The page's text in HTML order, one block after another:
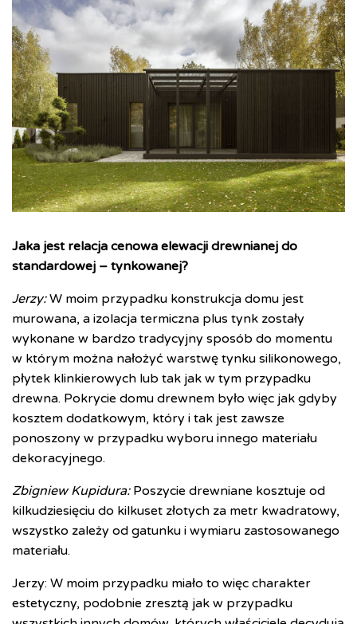
Jaka jest relacja cenowa elewacji drewnianej do
standardowej – tynkowanej?
Jerzy:W moim przypadku konstrukcja domu jest
murowana, a izolacja termiczna plus tynk zostały
wykonane w bardzo tradycyjny sposób do momentu
w którym można nałożyć warstwę tynku silikonowego,
płytek klinkierowych lub tak jak w tym przypadku
drewna. Pokrycie domu drewnem było więc jak gdyby
kosztem dodatkowym, który i tak jest zawsze
ponoszony w przypadku wyboru innego materiału
dekoracyjnego.
Zbigniew Kupidura: Poszycie drewniane kosztuje od
kilkudziesięciu do kilkuset złotych za metr kwadratowy,
wszystko zależy od gatunku i wymiaru zastosowanego
materiału.
Jerzy: W moim przypadku miało to więc charakter
estetyczny, podobnie zresztą jak w przypadku